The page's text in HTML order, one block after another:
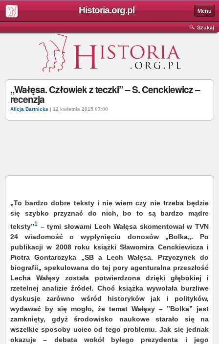
Historia.org.pl Menu
Szukaj
„Wałęsa. Człowiek z teczki” – S. Cenckiewicz –
recenzja
Alicja Bartnicka | 12 kwietnia 2015 07:00
„To bardzo dobre teksty i nie wiem czy nie trzeba będzie
się szybko przyznać do nich, bo to są bardzo mądre
teksty”1 – tymi słowami Lech Wałęsa skomentował w TVN
24 wiadomość o wypłynięciu donosów „Bolka„. Po
publikacji w 2008 roku książki Sławomira Cenckiewicza i
Piotra Gontarczyka „SB a Lech Wałęsa. Przyczynek do
biografii„ spekulowana do tej pory agenturalna przeszłość
Lecha Wałęsy została potwierdzona dzięki głębokiej i
rzetelnej analizie źródeł. Choć książka wywołała burzliwe
dyskusje zarówno wśród historyków jak i polityków,
wydawać by się mogło, że temat Wałęsy – ”Bolka” jest
zamknięty, gdyż środowisko naukowe starało się na
wszelkie sposoby uciec od tego problemu. Jak się jednak
okazuje – debata wokół byłego prezydenta i jego